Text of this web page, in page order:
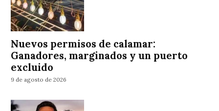
Nuevos permisos de calamar:
Ganadores, marginados y un puerto
excluido
9 de agosto de 2026